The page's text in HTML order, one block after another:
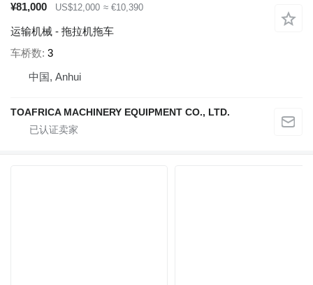
¥81,000
US$12,000 ≈ €10,390
运输机械 - 拖拉机拖车
车桥数 3
中国, Anhui
TOAFRICA MACHINERY EQUIPMENT CO., LTD.